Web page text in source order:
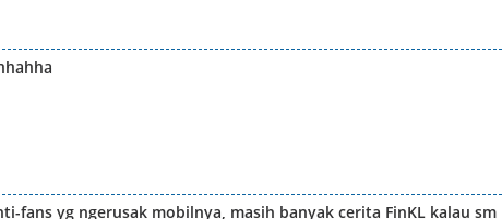
fans yg ngerusak mobilnya, masih banyak cerita FinKL kalau sm